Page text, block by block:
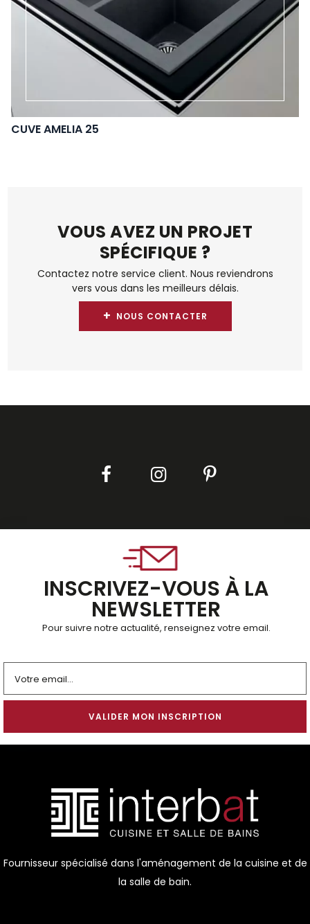
CUVE AMELIA 25
VOUS AVEZ UN PROJET
SPÉCIFIQUE ?
Contactez notre service client. Nous reviendrons
vers vous dans les meilleurs délais.
+ NOUS CONTACTER
INSCRIVEZ-VOUS À LA
NEWSLETTER
Pour suivre notre actualité, renseignez votre email.
Alternative:
Fournisseur spécialisé dans l'aménagement de la cuisine et de
la salle de bain.